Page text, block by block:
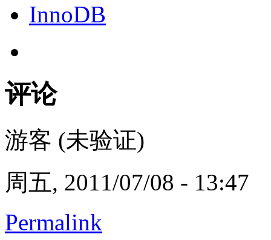
InnoDB
评论
游客 (未验证)
周五, 2011/07/08 - 13:47
Permalink